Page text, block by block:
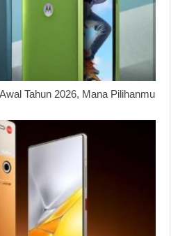
Tahun 2026, Mana Pilihanmu